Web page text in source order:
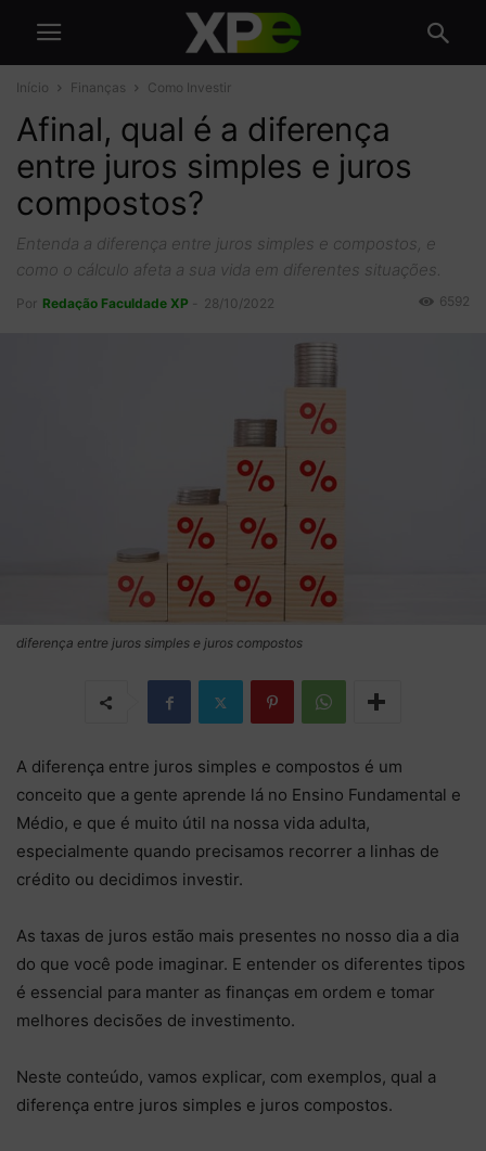
Início Finanças Como Investir
Afinal, qual é a diferença
entre juros simples e juros
compostos?
Entenda a diferença entre juros simples e compostos, e
como o cálculo afeta a sua vida em diferentes situações.
Por Redação Faculdade XP 28/10/2022 6592
diferença entre juros simples e juros compostos
A diferença entre juros simples e compostos é um
conceito que a gente aprende lá no Ensino Fundamental e
Médio, e que é muito útil na nossa vida adulta,
especialmente quando precisamos recorrer a linhas de
crédito ou decidimos investir.
As taxas de juros estão mais presentes no nosso dia a dia
do que você pode imaginar. E entender os diferentes tipos
é essencial para manter as finanças em ordem e tomar
melhores decisões de investimento.
Neste conteúdo, vamos explicar, com exemplos, qual a
diferença entre juros simples e juros compostos.